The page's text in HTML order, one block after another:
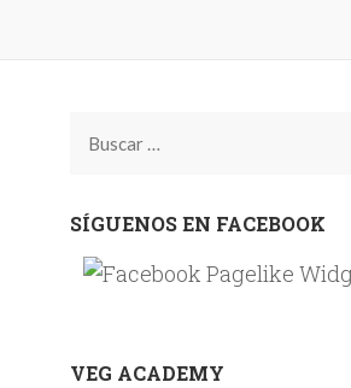
Buscar:
SÍGUENOS EN FACEBOOK
VEG ACADEMY